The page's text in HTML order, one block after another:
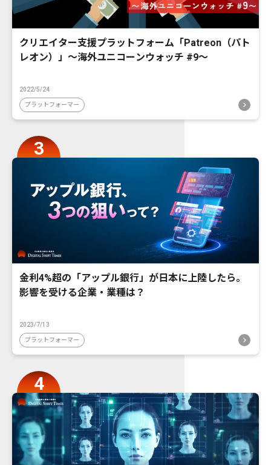
クリエイター支援プラットフォーム「Patreon（パト
レオン）」〜海外ユニコーンウォッチ #9〜
2022/5/24
プラットフォーマー
金利4%超の「アップル銀行」が日本に上陸したら。
影響を受ける企業・業種は？
2023/7/13
プラットフォーマー